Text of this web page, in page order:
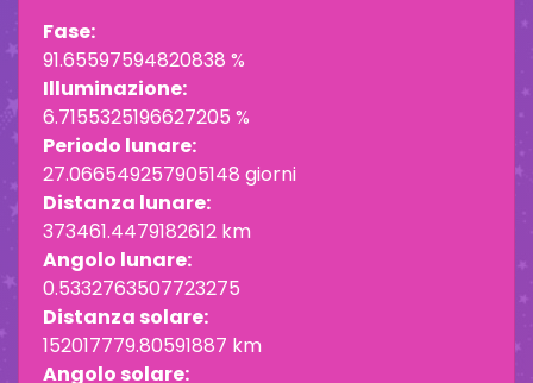
Fase:
91.65597594820838 %
Illuminazione:
6.7155325196627205 %
Periodo lunare:
27.066549257905148 giorni
Distanza lunare:
373461.4479182612 km
Angolo lunare:
0.5332763507723275
Distanza solare:
152017779.80591887 km
Angolo solare: